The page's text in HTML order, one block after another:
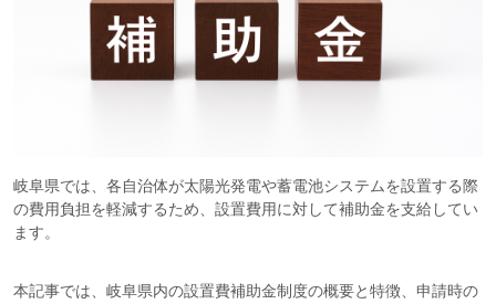
岐阜県では、各自治体が太陽光発電や蓄電池システムを設置する際
の費用負担を軽減するため、設置費用に対して補助金を支給してい
ます。
本記事では、岐阜県内の設置費補助金制度の概要と特徴、申請時の